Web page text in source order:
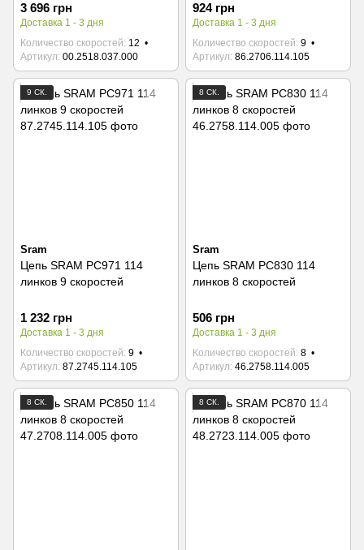
3 696 грн
Доставка 1 - 3 дня
Количество скоростей 12
Артикул 00.2518.037.000
924 грн
Доставка 1 - 3 дня
Количество скоростей 9
Артикул 86.2706.114.105
9 СК.
Sram
Цепь SRAM PC971 114
линков 9 скоростей
1 232 грн
Доставка 1 - 3 дня
Количество скоростей 9
Артикул 87.2745.114.105
8 СК.
Sram
Цепь SRAM PC830 114
линков 8 скоростей
506 грн
Доставка 1 - 3 дня
Количество скоростей 8
Артикул 46.2758.114.005
8 СК. 8 СК.